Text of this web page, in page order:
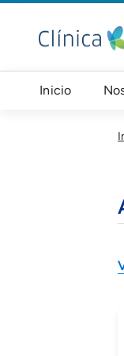
Welcome
Pasar al contenido
Navegación
Inicio